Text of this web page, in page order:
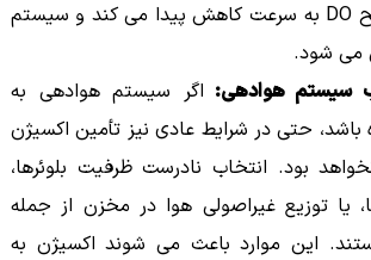
آن بیشتر شود، سطح DO به سرعت کاهش پیدا می کند و سیستم
می شود.
سیستم هوادهی: اگر سیستم هوادهی به
حتی در شرایط عادی نیز تأمین اکسیژن
بود. انتخاب نادرست ظرفیت بلوئرها،
یا توزیع غیراصولی هوا در مخزن از جمله
این موارد باعث می شوند اکسیژن به